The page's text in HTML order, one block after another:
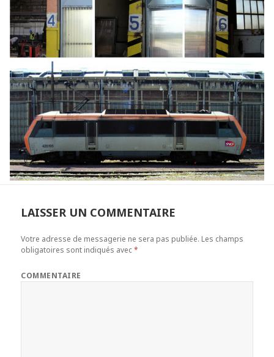
LAISSER UN COMMENTAIRE
Votre adresse de messagerie ne sera pas publiée. Les champs
obligatoires sont indiqués avec*
COMMENTAIRE